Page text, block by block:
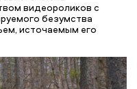
видеороликов с
безумства
источаемым его